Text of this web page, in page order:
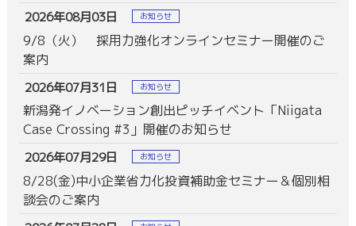
2026年08月03日 お知らせ
9/8（火） 採用力強化オンラインセミナー開催のご
案内
2026年07月31日 お知らせ
新潟発イノベーション創出ピッチイベント「Niigata
Case Crossing #3」開催のお知らせ
2026年07月29日 お知らせ
8/28(金)中小企業省力化投資補助金セミナー＆個別相
談会のご案内